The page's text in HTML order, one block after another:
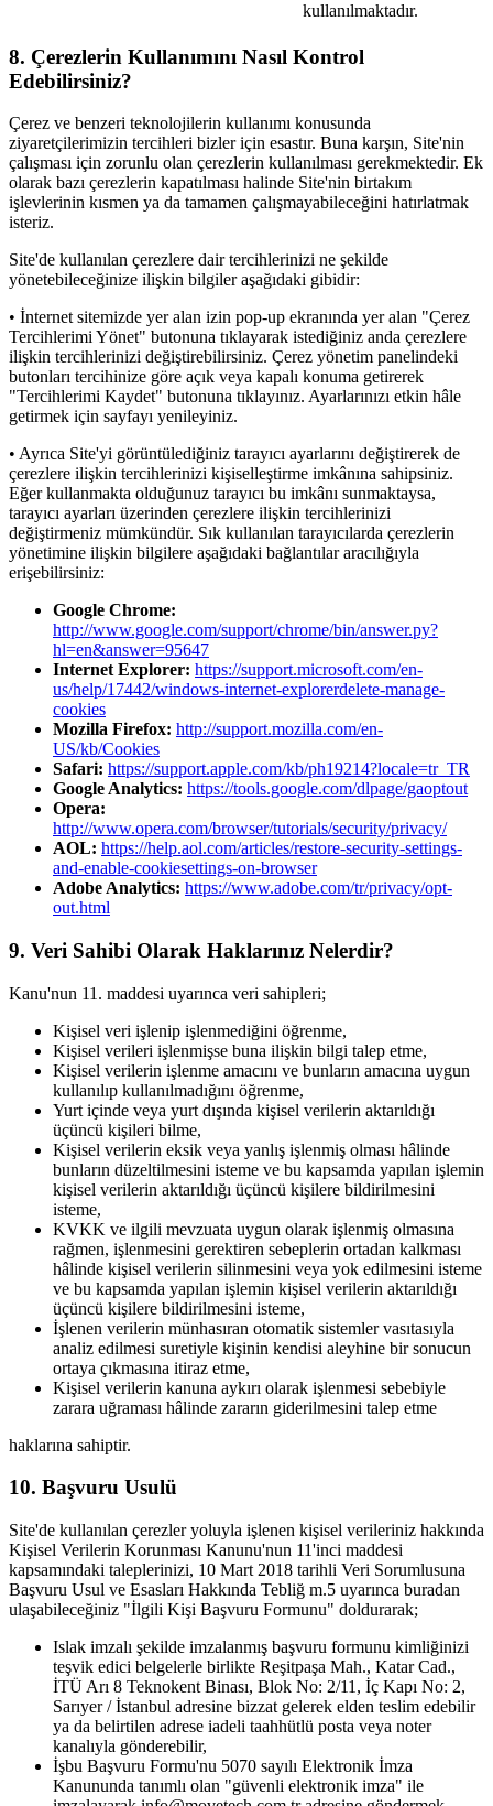
kullanılmaktadır.
8. Çerezlerin Kullanımını Nasıl Kontrol
Edebilirsiniz?
Çerez ve benzeri teknolojilerin kullanımı konusunda
ziyaretçilerimizin tercihleri bizler için esastır. Buna karşın, Site'nin
çalışması için zorunlu olan çerezlerin kullanılması gerekmektedir. Ek
olarak bazı çerezlerin kapatılması halinde Site'nin birtakım
işlevlerinin kısmen ya da tamamen çalışmayabileceğini hatırlatmak
isteriz.
Site'de kullanılan çerezlere dair tercihlerinizi ne şekilde
yönetebileceğinize ilişkin bilgiler aşağıdaki gibidir:
• İnternet sitemizde yer alan izin pop-up ekranında yer alan "Çerez
Tercihlerimi Yönet" butonuna tıklayarak istediğiniz anda çerezlere
ilişkin tercihlerinizi değiştirebilirsiniz. Çerez yönetim panelindeki
butonları tercihinize göre açık veya kapalı konuma getirerek
"Tercihlerimi Kaydet" butonuna tıklayınız. Ayarlarınızı etkin hâle
getirmek için sayfayı yenileyiniz.
• Ayrıca Site'yi görüntülediğiniz tarayıcı ayarlarını değiştirerek de
çerezlere ilişkin tercihlerinizi kişiselleştirme imkânına sahipsiniz.
Eğer kullanmakta olduğunuz tarayıcı bu imkânı sunmaktaysa,
tarayıcı ayarları üzerinden çerezlere ilişkin tercihlerinizi
değiştirmeniz mümkündür. Sık kullanılan tarayıcılarda çerezlerin
yönetimine ilişkin bilgilere aşağıdaki bağlantılar aracılığıyla
erişebilirsiniz:
Google Chrome:
http://www.google.com/support/chrome/bin/answer.py?
hl=en&answer=95647
Internet Explorer: https://support.microsoft.com/en-
us/help/17442/windows-internet-explorerdelete-manage-
cookies
Mozilla Firefox: http://support.mozilla.com/en-
US/kb/Cookies
Safari: https://support.apple.com/kb/ph19214?locale=tr_TR
Google Analytics: https://tools.google.com/dlpage/gaoptout
Opera:
http://www.opera.com/browser/tutorials/security/privacy/
AOL: https://help.aol.com/articles/restore-security-settings-
and-enable-cookiesettings-on-browser
Adobe Analytics: https://www.adobe.com/tr/privacy/opt-
out.html
9. Veri Sahibi Olarak Haklarınız Nelerdir?
Kanu'nun 11. maddesi uyarınca veri sahipleri;
Kişisel veri işlenip işlenmediğini öğrenme,
Kişisel verileri işlenmişse buna ilişkin bilgi talep etme,
Kişisel verilerin işlenme amacını ve bunların amacına uygun
kullanılıp kullanılmadığını öğrenme,
Yurt içinde veya yurt dışında kişisel verilerin aktarıldığı
üçüncü kişileri bilme,
Kişisel verilerin eksik veya yanlış işlenmiş olması hâlinde
bunların düzeltilmesini isteme ve bu kapsamda yapılan işlemin
kişisel verilerin aktarıldığı üçüncü kişilere bildirilmesini
isteme,
KVKK ve ilgili mevzuata uygun olarak işlenmiş olmasına
rağmen, işlenmesini gerektiren sebeplerin ortadan kalkması
hâlinde kişisel verilerin silinmesini veya yok edilmesini isteme
ve bu kapsamda yapılan işlemin kişisel verilerin aktarıldığı
üçüncü kişilere bildirilmesini isteme,
İşlenen verilerin münhasıran otomatik sistemler vasıtasıyla
analiz edilmesi suretiyle kişinin kendisi aleyhine bir sonucun
ortaya çıkmasına itiraz etme,
Kişisel verilerin kanuna aykırı olarak işlenmesi sebebiyle
zarara uğraması hâlinde zararın giderilmesini talep etme
haklarına sahiptir.
10. Başvuru Usulü
Site'de kullanılan çerezler yoluyla işlenen kişisel verileriniz hakkında
Kişisel Verilerin Korunması Kanunu'nun 11'inci maddesi
kapsamındaki taleplerinizi, 10 Mart 2018 tarihli Veri Sorumlusuna
Başvuru Usul ve Esasları Hakkında Tebliğ m.5 uyarınca buradan
ulaşabileceğiniz "İlgili Kişi Başvuru Formunu" doldurarak;
Islak imzalı şekilde imzalanmış başvuru formunu kimliğinizi
teşvik edici belgelerle birlikte Reşitpaşa Mah., Katar Cad.,
İTÜ Arı 8 Teknokent Binası, Blok No: 2/11, İç Kapı No: 2,
Sarıyer / İstanbul adresine bizzat gelerek elden teslim edebilir
ya da belirtilen adrese iadeli taahhütlü posta veya noter
kanalıyla gönderebilir,
İşbu Başvuru Formu'nu 5070 sayılı Elektronik İmza
Kanununda tanımlı olan "güvenli elektronik imza" ile